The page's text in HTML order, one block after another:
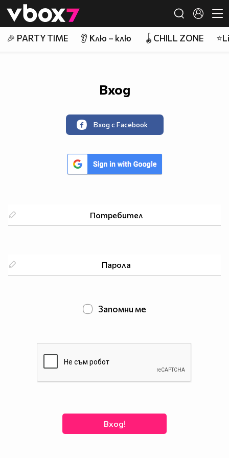
👾
🎉 PARTY TIME 👂 Клю – клю 🪀CHILL ZONE
Вход
Вход с Facebook
Запомни ме